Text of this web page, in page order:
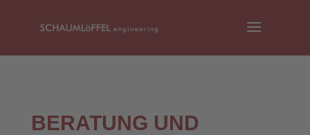
BERATUNG UND